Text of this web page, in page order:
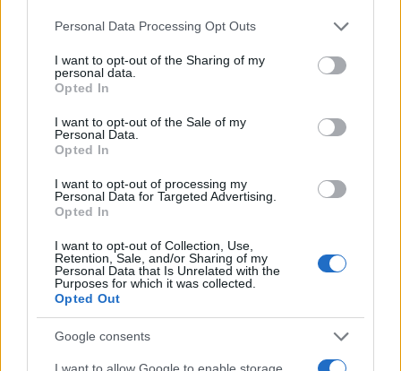
Please note that this website/app uses one or more Google
not limited to your visit or usage behaviour. You may click to
grant or deny consent to Google and its third-party tags to
use your data for below specified purposes in below Google
consent section.
Personal Data Processing Opt Outs
I want to opt-out of the Sharing of my
personal data.
Opted In
I want to opt-out of the Sale of my
Personal Data.
Opted In
I want to opt-out of processing my
Personal Data for Targeted Advertising.
Opted In
I want to opt-out of Collection, Use,
Retention, Sale, and/or Sharing of my
Personal Data that Is Unrelated with the
Purposes for which it was collected.
Opted Out
Google consents
I want to allow Google to enable storage
просто упала с высоты на стройке
Согласно заявлению полиции Дубая, девушка,
пропавшая 11 марта в ОАЭ, получила серьёзные
травмы позвоночника, «в одиночку…
pic.twitter.com/JLpEPSOjc0
— SVTV NEWS (@svtv_news)
«Αλλά τα κατάφερα χάρη στην υποστήριξη των
αγαπημένων μου προσώπων και των φίλων μου.
Και ένιωσα τη θεραπευτική δύναμη της αγάπης»,
Η Μαρία Κοβαλτσούκ περνά τώρα τον χρόνο της
διδάσκοντας μακιγιάζ.